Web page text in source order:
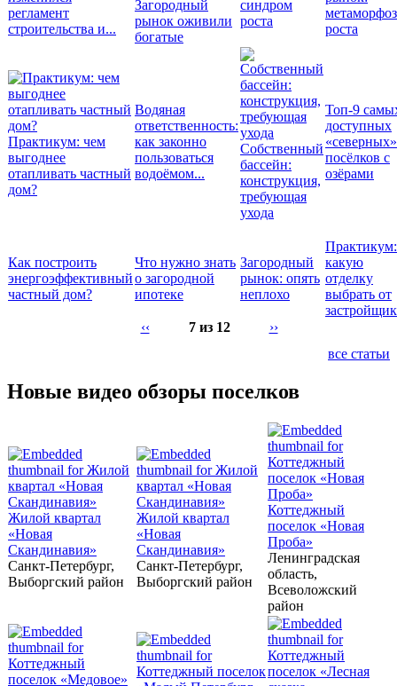
регламент
строительства и...
Загородный
рынок оживили
богатые
синдром
роста
роста
Практикум: чем
выгоднее
отапливать частный
дом?
Водяная
ответственность:
как законно
пользоваться
водоёмом...
Собственный
бассейн:
конструкция,
требующая
ухода
Топ-9
доступных
«северных»
посёлков с
озёрами
Как построить
энергоэффективный
частный дом?
Что нужно знать
о загородной
ипотеке
Загородный
рынок: опять
неплохо
Практикум:
какую
отделку
выбрать от
‹‹
7 из 12
››
все статьи
Новые видео обзоры поселков
Жилой квартал
«Новая
Скандинавия»
Санкт-Петербург,
Выборгский район
Жилой квартал
«Новая
Скандинавия»
Санкт-Петербург,
Выборгский район
Коттеджный
поселок «Новая
Проба»
Ленинградская
область,
Всеволожский
район